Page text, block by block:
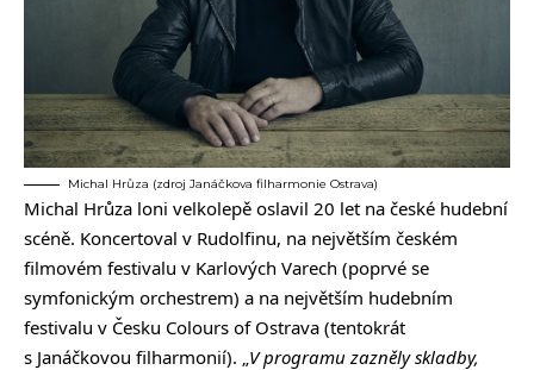
Michal Hrůza (zdroj Janáčkova filharmonie Ostrava)
Michal Hrůza loni velkolepě oslavil 20 let na české hudební
scéně. Koncertoval v Rudolfinu, na největším českém
filmovém festivalu v Karlových Varech (poprvé se
symfonickým orchestrem) a na největším hudebním
festivalu v Česku Colours of Ostrava (tentokrát
s Janáčkovou filharmonií). „ V programu zazněly skladby,